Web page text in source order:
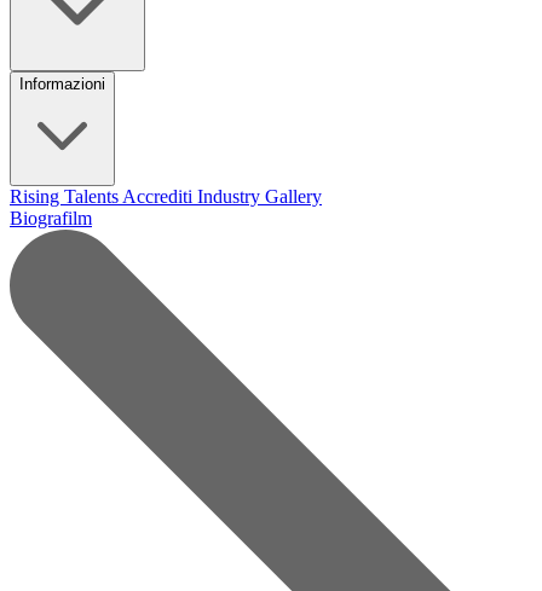
Informazioni
Rising Talents Accrediti Industry Gallery
Biografilm